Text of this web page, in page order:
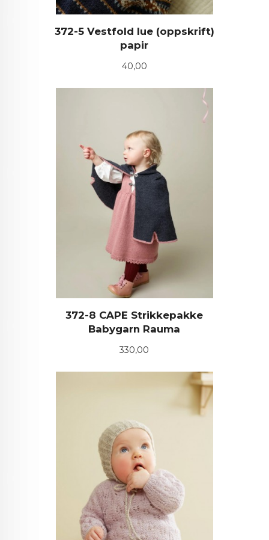
372-5 Vestfold lue (oppskrift)
papir
Pris
40,00
372-8 CAPE Strikkepakke
Babygarn Rauma
Pris
330,00